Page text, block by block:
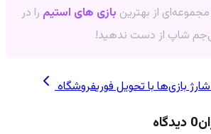
از بهترین بازی های استیم را در
شاپ از دست ندهید!
بازی‌ها با تحویل فوریفروشگاه
0 دیدگاه